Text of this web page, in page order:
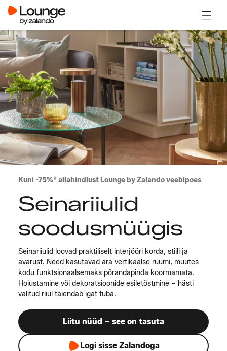
Kuni -75%* allahindlust Lounge by Zalando veebipoes
Seinariiulid
soodusmüügis
Seinariiulid loovad praktiliselt interjööri korda, stiili ja
avarust. Need kasutavad ära vertikaalse ruumi, muutes
kodu funktsionaalsemaks põrandapinda koormamata.
H oiustamine või dekoratsioonide esiletõstmine – hästi
valitud riiul täiendab igat tuba.
Liitu nüüd – see on tasuta
Logi sisse Zalandoga